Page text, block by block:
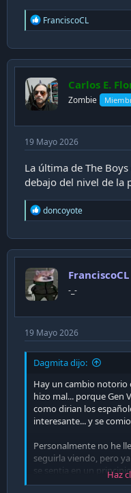
R
e
c
t
o
n
s
FranciscoCL
Carlos E.
Zombie
19 Mayo 2026
La última de The
debajo del nivel de la
R
e
c
t
o
n
s
doncoyote
FranciscoCL
-_-
19 Mayo 2026
Dagmita dijo:
Hay un cambio notorio
hizo mal... porque Gen
como dirian los
interesante... y se
Personalmente no he
seguirla viendo, pero
se sentia en un
Haz